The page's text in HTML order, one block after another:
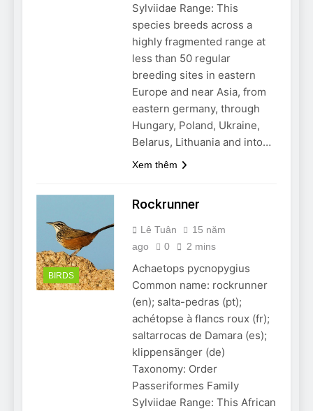
Sylviidae Range: This
species breeds across a
highly fragmented range at
less than 50 regular
breeding sites in eastern
Europe and near Asia, from
eastern germany, through
Hungary, Poland, Ukraine,
Belarus, Lithuania and into…
Xem thêm
BIRDS
Rockrunner
Lê Tuân
15 năm
ago
0 2 mins
Achaetops pycnopygius
Common name: rockrunner
(en); salta-pedras (pt);
achétopse à flancs roux (fr);
saltarrocas de Damara (es);
klippensänger (de)
Taxonomy: Order
Passeriformes Family
Sylviidae Range: This African